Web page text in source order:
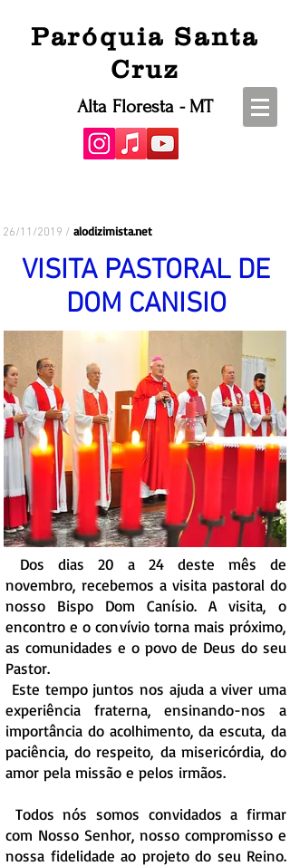
Paróquia Santa
Cruz
Alta Floresta - MT
26/11/2019 / alodizimista.net
VISITA PASTORAL DE
DOM CANISIO
Dos dias 20 a 24 deste mês de
novembro, recebemos a visita pastoral do
nosso Bispo Dom Canísio. A visita, o
encontro e o convívio torna mais próximo,
as comunidades e o povo de Deus do seu
Pastor.
Este tempo juntos nos ajuda a viver uma
experiência fraterna, ensinando-nos a
importância do acolhimento, da escuta, da
paciência, do respeito, da misericórdia, do
amor pela missão e pelos irmãos.
Todos nós somos convidados a firmar
com Nosso Senhor, nosso compromisso e
nossa fidelidade ao projeto do seu Reino.